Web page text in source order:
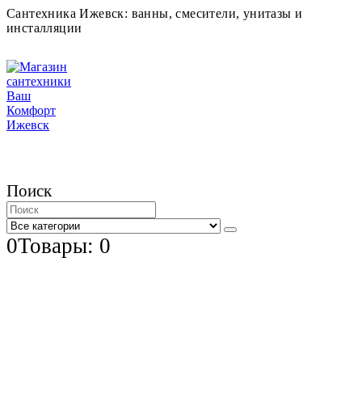
Сантехника Ижевск: ванны, смесители, унитазы и
инсталляции
Поиск
0Товары: 0